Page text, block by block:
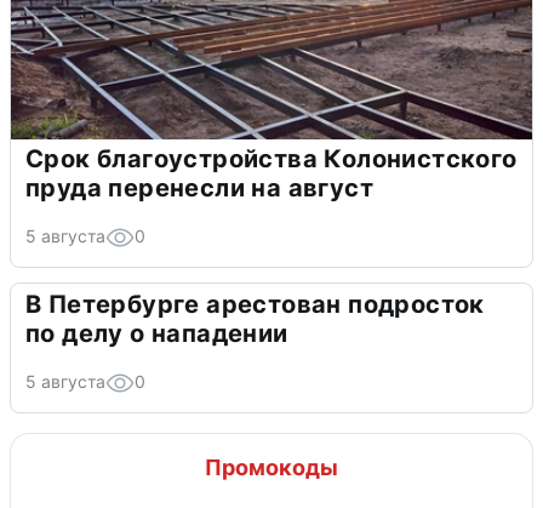
Срок благоустройства Колонистского
пруда перенесли на август
5 августа 0
В Петербурге арестован подросток
по делу о нападении
5 августа 0
Промокоды